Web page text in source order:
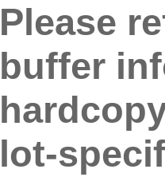
Please
buffer
lot-